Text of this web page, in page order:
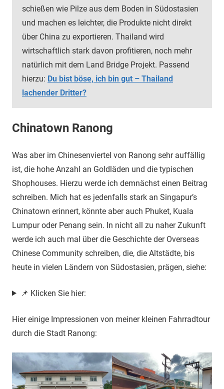
schießen wie Pilze aus dem Boden in Südostasien
und machen es leichter, die Produkte nicht direkt
über China zu exportieren. Thailand wird
wirtschaftlich stark davon profitieren, noch mehr
natürlich mit dem Land Bridge Projekt. Passend
hierzu: Du bist böse, ich bin gut – Thailand
lachender Dritter?
Chinatown Ranong
Was aber im Chinesenviertel von Ranong sehr auffällig
ist, die hohe Anzahl an Goldläden und die typischen
Shophouses. Hierzu werde ich demnächst einen Beitrag
schreiben. Mich hat es jedenfalls stark an Singapur’s
Chinatown erinnert, könnte aber auch Phuket, Kuala
Lumpur oder Penang sein. In nicht all zu naher Zukunft
werde ich auch mal über die Geschichte der Overseas
Chinese Community schreiben, die, die Altstädte, bis
heute in vielen Ländern von Südostasien, prägen, siehe:
📌 Klicken Sie hier:
Hier einige Impressionen von meiner kleinen Fahrradtour
durch die Stadt Ranong: